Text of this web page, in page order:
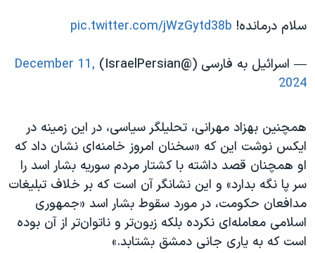
سلام درمانده! pic.twitter.com/jWzGytd38b
— اسرائیل به فارسی (@IsraelPersian)
December 11,
2024
همچنین بهزاد مهرانی، تحلیلگر سیاسی، در این زمینه در
ایکس نوشت این که «سخنان امروز خامنه‌ای نشان داد که
او همچنان قصد داشته با کشتار مردم سوریه بشار اسد را
سر پا نگه بدارد» و این نشانگر آن است که بر خلاف تبلیغات
مدافعان حکومت، در مورد سقوط بشار اسد «جمهوری
اسلامی معامله‌ای نکرده بلکه زبون‌تر و ناتوان‌تر از آن بوده
است که به یاری جانی دمشق بشتابد.»